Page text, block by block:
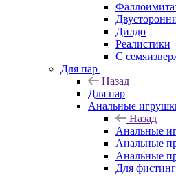
Дилдо
Реалистики
С
Для пар
Назад
Для пар
Анальные
Назад
Анальные
Анальные
Анальные
Для